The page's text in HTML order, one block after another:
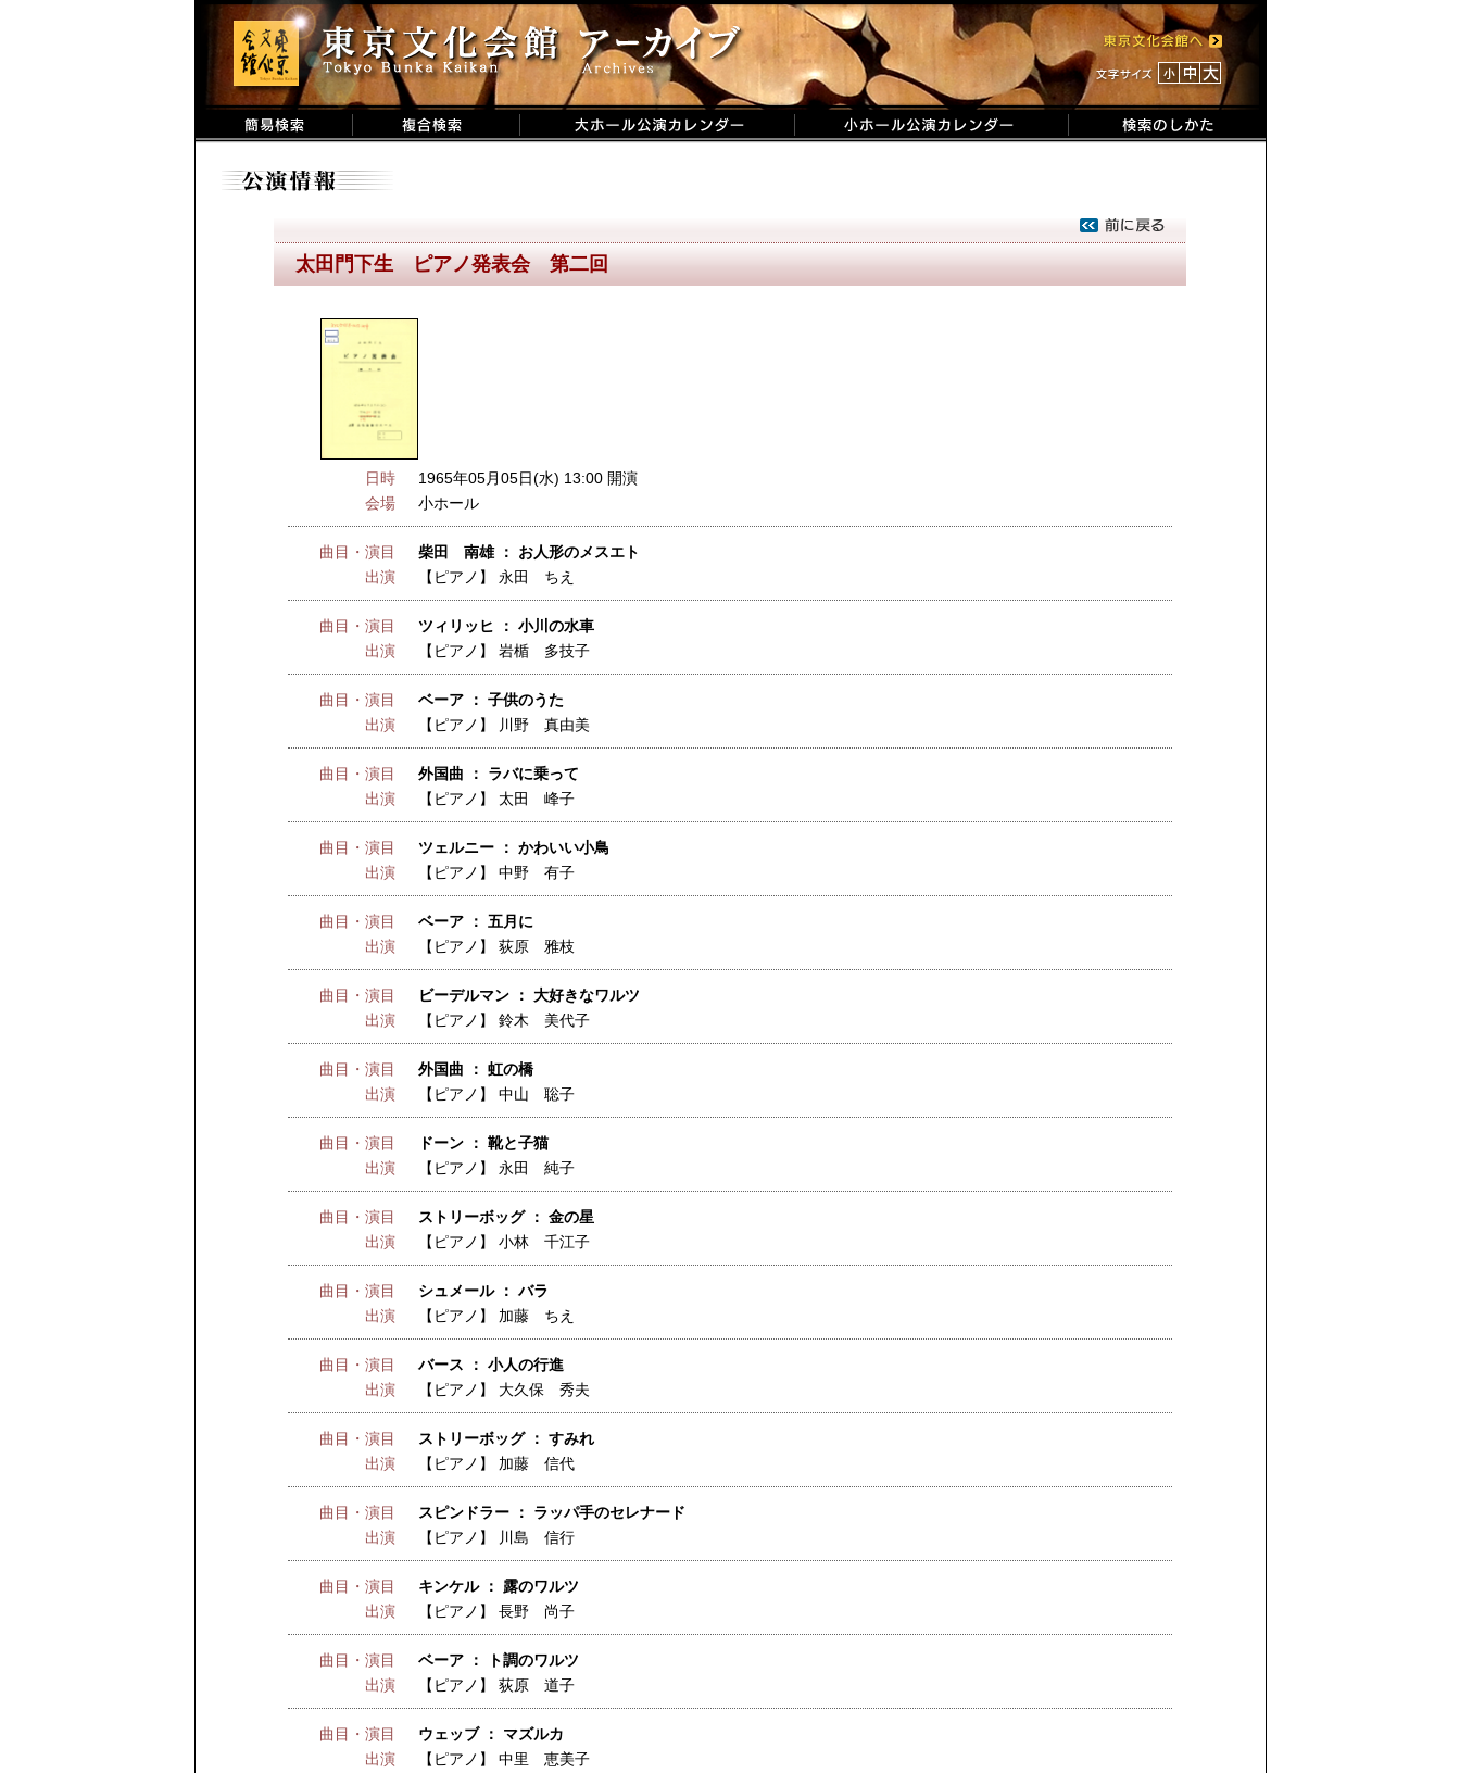
太田門下生 ピアノ発表会 第二回
日時
1965年05月05日(水) 13:00 開演
会場
小ホール
曲目・演目
柴田 南雄 ： お人形のメスエト
出演
【ピアノ】 永田 ちえ
曲目・演目
ツィリッヒ ： 小川の水車
出演
【ピアノ】 岩楯 多技子
曲目・演目
ベーア ： 子供のうた
出演
【ピアノ】 川野 真由美
曲目・演目
外国曲 ： ラバに乗って
出演
【ピアノ】 太田 峰子
曲目・演目
ツェルニー ： かわいい小鳥
出演
【ピアノ】 中野 有子
曲目・演目
ベーア ： 五月に
出演
【ピアノ】 荻原 雅枝
曲目・演目
ビーデルマン ： 大好きなワルツ
出演
【ピアノ】 鈴木 美代子
曲目・演目
外国曲 ： 虹の橋
出演
【ピアノ】 中山 聡子
曲目・演目
ドーン ： 靴と子猫
出演
【ピアノ】 永田 純子
曲目・演目
ストリーボッグ ： 金の星
出演
【ピアノ】 小林 千江子
曲目・演目
シュメール ： バラ
出演
【ピアノ】 加藤 ちえ
曲目・演目
バース ： 小人の行進
出演
【ピアノ】 大久保 秀夫
曲目・演目
ストリーボッグ ： すみれ
出演
【ピアノ】 加藤 信代
曲目・演目
スピンドラー ： ラッパ手のセレナード
出演
【ピアノ】 川島 信行
曲目・演目
キンケル ： 露のワルツ
出演
【ピアノ】 長野 尚子
曲目・演目
ベーア ： ト調のワルツ
出演
【ピアノ】 荻原 道子
曲目・演目
ウェッブ ： マズルカ
出演
【ピアノ】 中里 恵美子